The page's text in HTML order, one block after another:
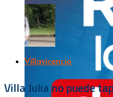
Villavicencio
Villa Julia no puede